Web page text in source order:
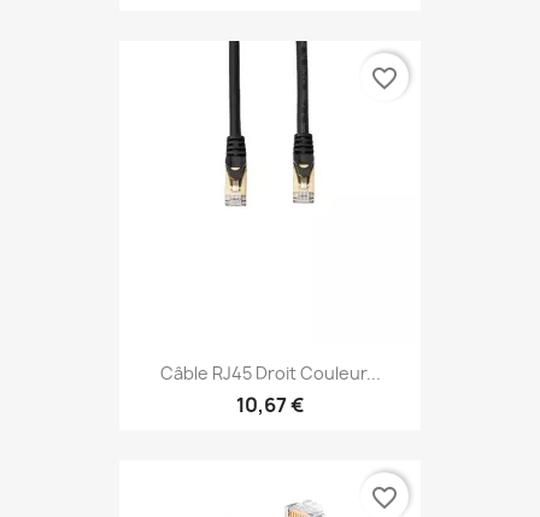
Câble RJ45 Droit Couleur...
10,67 €
favorite_border
favorite_border